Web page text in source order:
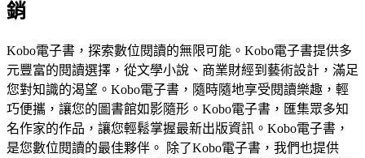
銷
Kobo電子書，探索數位閱讀的無限可能。Kobo電子書提供多
元豐富的閱讀選擇，從文學小說、商業財經到藝術設計，滿足
您對知識的渴望。Kobo電子書，隨時隨地享受閱讀樂趣，輕
巧便攜，讓您的圖書館如影隨形。Kobo電子書，匯集眾多知
名作家的作品，讓您輕鬆掌握最新出版資訊。Kobo電子書，
是您數位閱讀的最佳夥伴。 除了Kobo電子書，我們也提供